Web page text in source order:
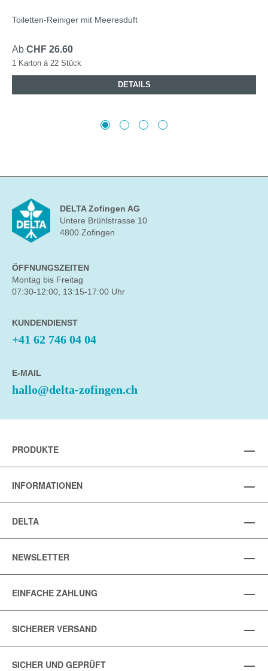
Toiletten-Reiniger mit Meeresduft
Ab CHF 26.60
1 Karton à 22 Stück
DETAILS
DELTA Zofingen AG
Untere Brühlstrasse 10
4800 Zofingen
ÖFFNUNGSZEITEN
Montag bis Freitag
07:30-12:00, 13:15-17:00 Uhr
KUNDENDIENST
+41 62 746 04 04
E-MAIL
hallo@delta-zofingen.ch
PRODUKTE
INFORMATIONEN
DELTA
NEWSLETTER
EINFACHE ZAHLUNG
SICHERER VERSAND
SICHER UND GEPRÜFT